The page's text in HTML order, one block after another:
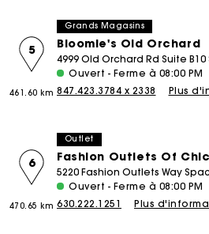
Grands Magasins
Bloomie's Old Orchard
5
461.60 km
4999 Old Orchard Rd Suite B10
Ouvert - Ferme à 08:00 PM
847.423.3784 x 2338
Plus
Outlet
Fashion Outlets Of
6
470.65 km
5220 Fashion Outlets Way
Ouvert - Ferme à 08:00 PM
630.222.1251
Plus